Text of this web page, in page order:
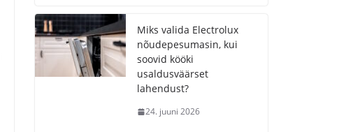
Miks valida Electrolux
nõudepesumasin, kui
soovid kööki
usaldusväärset
lahendust?
24. juuni 2026